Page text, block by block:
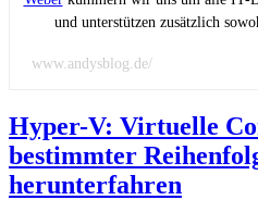
und unterstützen zusätzlich
www.andysblog.de/
Hyper-V: Virtuelle
bestimmter
herunterfahren